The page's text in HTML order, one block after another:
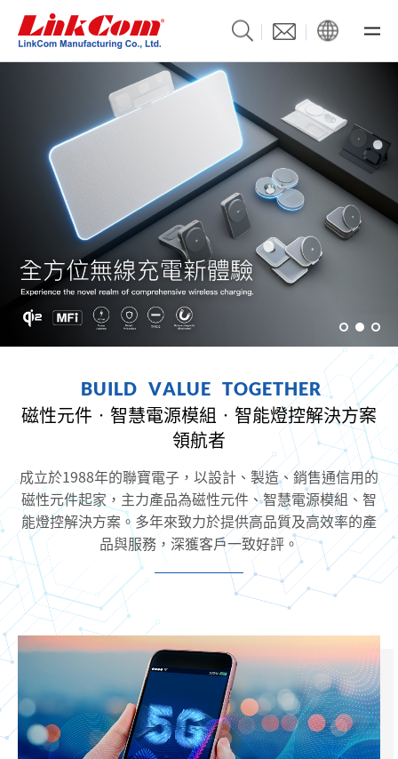
B U I L D VA L U E TOG ET H ER
磁性元件‧智慧電源模組‧智能燈控解決方案
領航者
成立於1988年的聯寶電子，以設計、製造、銷售通信用的
磁性元件起家， 主力產品為磁性元件、智慧電源模組、智
能燈控解決方案。 多年來致力於提供高品質及高效率的產
品與服務，深獲客戶一致好評。